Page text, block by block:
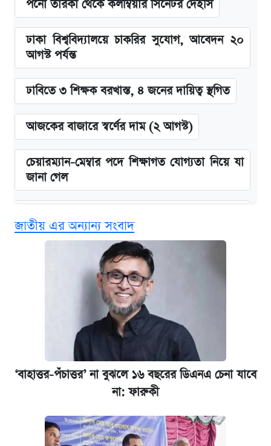
পর্নো তারকা থেকে কলম্বিয়ার সিনেটর দেইসি
ঢাকা বিশ্ববিদ্যালয়ে চাকরির সুযোগ, আবেদন ২০
আগস্ট পর্যন্ত
ঢাবিতে ৩ শিক্ষক বরখাস্ত, ৪ জনের দায়িত্ব স্থগিত
আজকের বাজারে স্বর্ণের দাম (২ আগস্ট)
চেয়ারম্যান-মেম্বার পদে শিক্ষাগত যোগ্যতা নিয়ে যা
জানা গেল
ভাতা
ঢাবির সূর্যসেন হলে সমকামিতার অভিযোগে দুইজন
দেশের বাজারে ফের বেড়েছে সোনার দাম
‘গুলশানের চামেলি’ তে যৌনকর্মীর দালাল অ্যাডলফ
খান
ভাতা-উপবৃত্তির আবেদন শুরু, জেনে নিন পদ্ধতি
আজ শুক্রবার রাজধানীর যেসব মার্কেট-দোকানপাট
জাতীয় এর অন্যান্য সংবাদ
‘বাহাত্তর-পঁচাত্তর’ না বুঝলে ১৬ বছরের ডিএনএ চেনা যাবে
না: ফারুকী